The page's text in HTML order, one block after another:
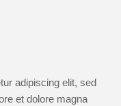
adipiscing elit, sed
et dolore magna